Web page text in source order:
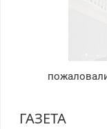
ГАЗЕТА